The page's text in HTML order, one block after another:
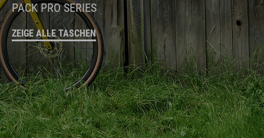
PACK PRO SERIES
ZEIGE ALLE TASCHEN